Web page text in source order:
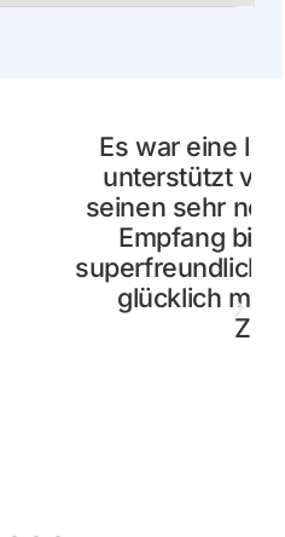
Reise, immer
Dr. Mintert und
Kollegen, vom
Labor, alle
Jetzt bin ich super
„neuen